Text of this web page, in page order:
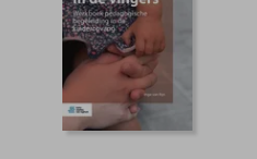
50%
dcto.